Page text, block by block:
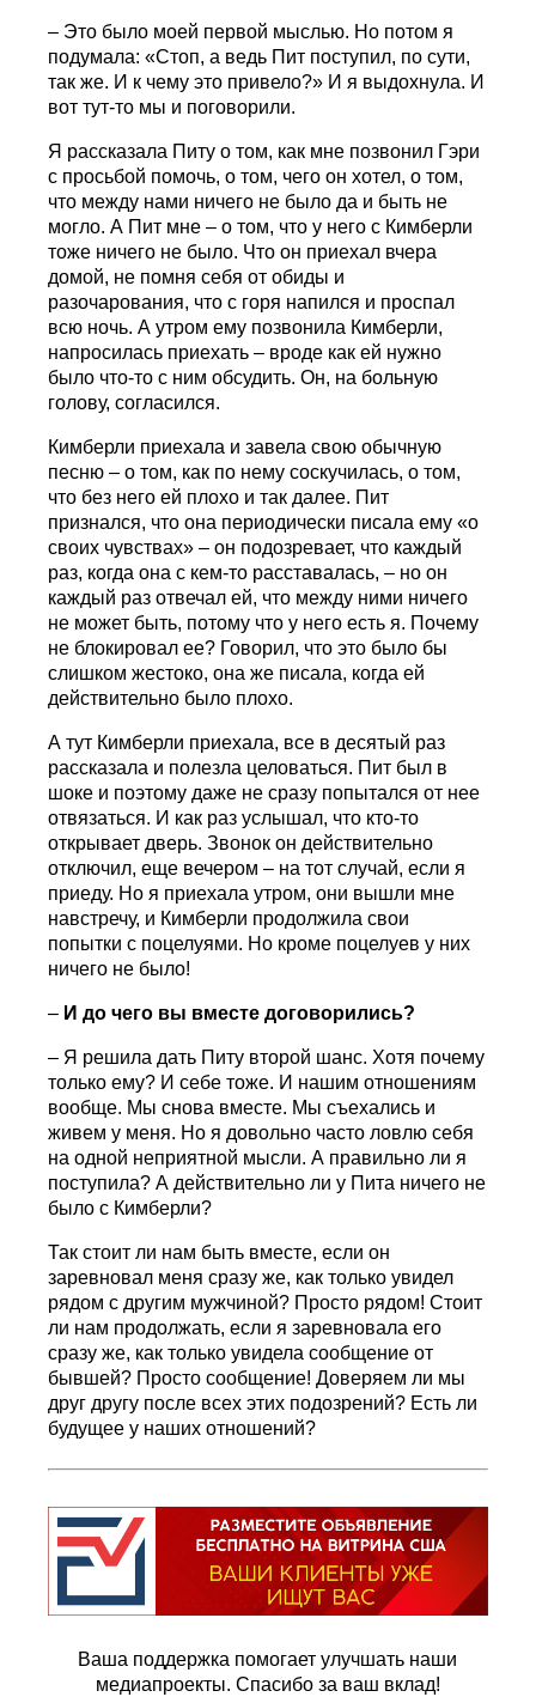
– Это было моей первой мыслью. Но потом я
подумала: «Стоп, а ведь Пит поступил, по сути,
так же. И к чему это привело?» И я выдохнула. И
вот тут-то мы и поговорили.
Я рассказала Питу о том, как мне позвонил Гэри
с просьбой помочь, о том, чего он хотел, о том,
что между нами ничего не было да и быть не
могло. А Пит мне – о том, что у него с Кимберли
тоже ничего не было. Что он приехал вчера
домой, не помня себя от обиды и
разочарования, что с горя напился и проспал
всю ночь. А утром ему позвонила Кимберли,
напросилась приехать – вроде как ей нужно
было что-то с ним обсудить. Он, на больную
голову, согласился.
Кимберли приехала и завела свою обычную
песню – о том, как по нему соскучилась, о том,
что без него ей плохо и так далее. Пит
признался, что она периодически писала ему «о
своих чувствах» – он подозревает, что каждый
раз, когда она с кем-то расставалась, – но он
каждый раз отвечал ей, что между ними ничего
не может быть, потому что у него есть я. Почему
не блокировал ее? Говорил, что это было бы
слишком жестоко, она же писала, когда ей
действительно было плохо.
А тут Кимберли приехала, все в десятый раз
рассказала и полезла целоваться. Пит был в
шоке и поэтому даже не сразу попытался от нее
отвязаться. И как раз услышал, что кто-то
открывает дверь. Звонок он действительно
отключил, еще вечером – на тот случай, если я
приеду. Но я приехала утром, они вышли мне
навстречу, и Кимберли продолжила свои
попытки с поцелуями. Но кроме поцелуев у них
ничего не было!
– И до чего вы вместе договорились?
– Я решила дать Питу второй шанс. Хотя почему
только ему? И себе тоже. И нашим отношениям
вообще. Мы снова вместе. Мы съехались и
живем у меня. Но я довольно часто ловлю себя
на одной неприятной мысли. А правильно ли я
поступила? А действительно ли у Пита ничего не
было с Кимберли?
Так стоит ли нам быть вместе, если он
заревновал меня сразу же, как только увидел
рядом с другим мужчиной? Просто рядом! Стоит
ли нам продолжать, если я заревновала его
сразу же, как только увидела сообщение от
бывшей? Просто сообщение! Доверяем ли мы
друг другу после всех этих подозрений? Есть ли
будущее у наших отношений?
Ваша поддержка помогает улучшать наши
медиапроекты. Спасибо за ваш вклад!